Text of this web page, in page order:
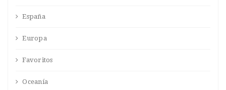
España
Europa
Favoritos
Oceanía